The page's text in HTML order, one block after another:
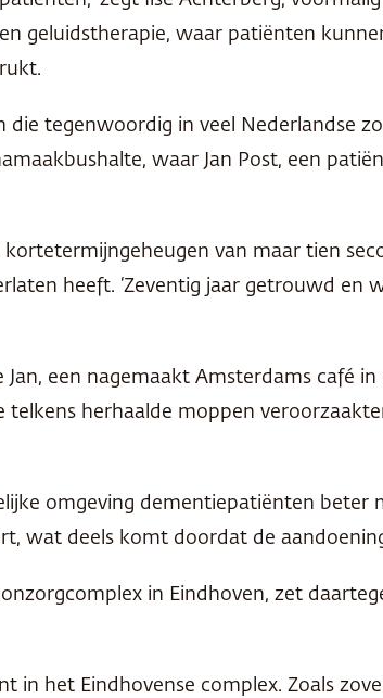
geluidstherapie, waar patiënten
tegenwoordig in veel Nederlandse
waar Jan Post, een
van maar tien
heeft. ‘Zeventig jaar getrouwd en
een nagemaakt Amsterdams café
herhaalde moppen
omgeving dementiepatiënten beter
wat deels komt doordat de
in Eindhoven, zet
het Eindhovense complex. Zoals